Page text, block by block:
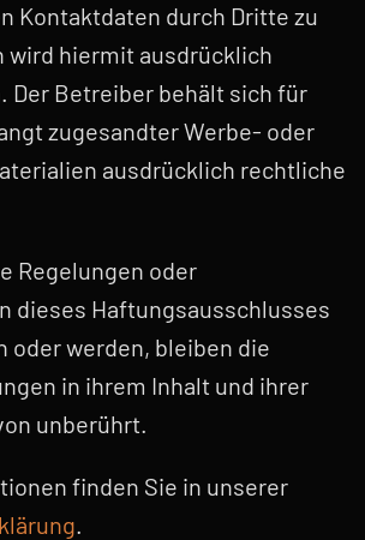
Kontaktdaten durch Dritte zu
wird hiermit ausdrücklich
Der Betreiber behält sich für
zugesandter Werbe- oder
ausdrücklich rechtliche
Regelungen oder
dieses Haftungsausschlusses
oder werden, bleiben die
in ihrem Inhalt und ihrer
unberührt.
finden Sie in unserer
.